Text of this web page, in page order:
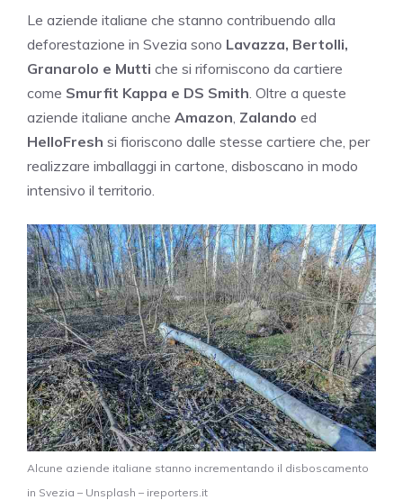
Le aziende italiane che stanno contribuendo alla
deforestazione in Svezia sono Lavazza, Bertolli,
Granarolo e Mutti che si riforniscono da cartiere
come Smurfit Kappa e DS Smith. Oltre a queste
aziende italiane anche Amazon, Zalando ed
HelloFresh si fioriscono dalle stesse cartiere che, per
realizzare imballaggi in cartone, disboscano in modo
intensivo il territorio.
Alcune aziende italiane stanno incrementando il disboscamento
in Svezia – Unsplash – ireporters.it